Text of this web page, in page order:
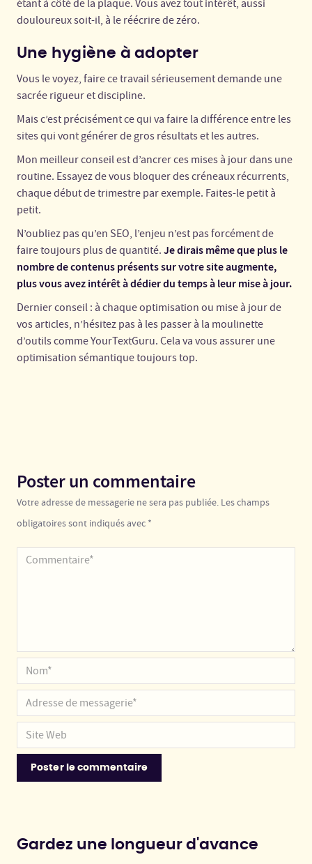
étant à côté de la plaque. Vous avez tout intérêt, aussi
douloureux soit-il, à le réécrire de zéro.
Une hygiène à adopter
Vous le voyez, faire ce travail sérieusement demande une
sacrée rigueur et discipline.
Mais c’est précisément ce qui va faire la différence entre les
sites qui vont générer de gros résultats et les autres.
Mon meilleur conseil est d’ancrer ces mises à jour dans une
routine. Essayez de vous bloquer des créneaux récurrents,
chaque début de trimestre par exemple. Faites-le petit à
petit.
N’oubliez pas qu’en SEO, l’enjeu n’est pas forcément de
faire toujours plus de quantité. Je dirais même que plus le
nombre de contenus présents sur votre site augmente,
plus vous avez intérêt à dédier du temps à leur mise à jour.
Dernier conseil : à chaque optimisation ou mise à jour de
vos articles, n’hésitez pas à les passer à la moulinette
d’outils comme YourTextGuru. Cela va vous assurer une
optimisation sémantique toujours top.
Poster un commentaire
Votre adresse de messagerie ne sera pas publiée. Les champs
obligatoires sont indiqués avec *
Gardez une longueur d'avance